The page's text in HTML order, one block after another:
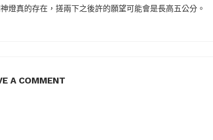
燈真的存在，搓兩下之後許的願望可能會是長高五公分。
A COMMENT